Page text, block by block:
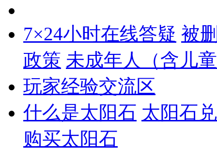
7×24小时在线答疑 被
政策 未成年人（含儿
玩家经验交流区
什么是太阳石 太阳石
购买太阳石